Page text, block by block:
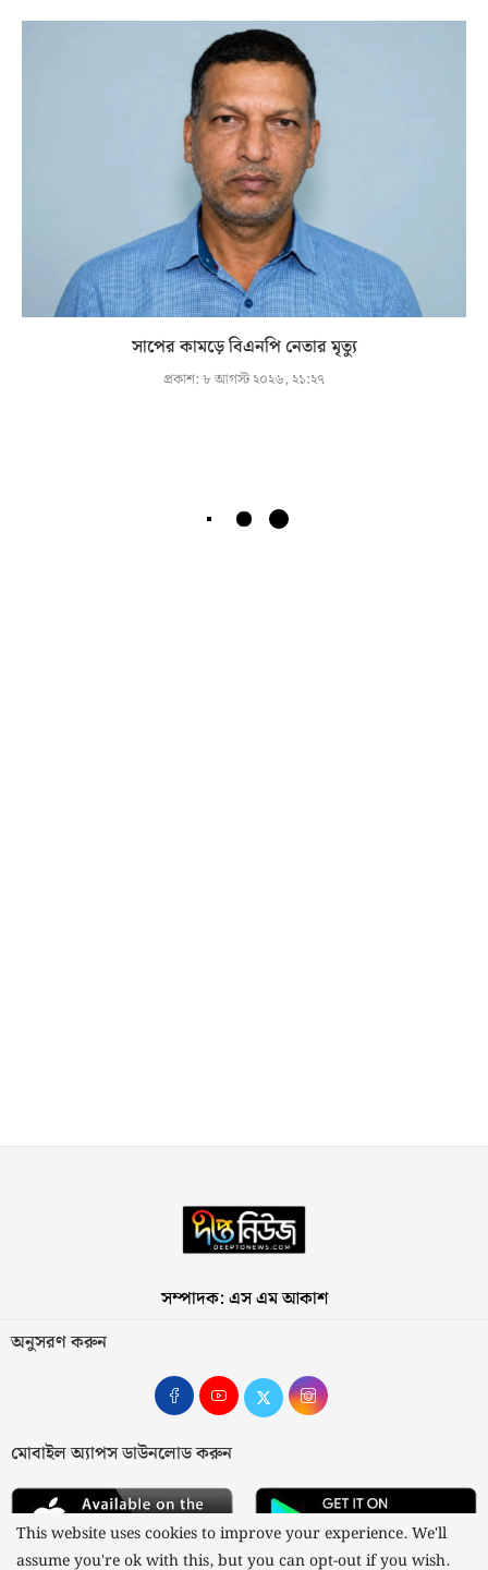
সাপের কামড়ে বিএনপি নেতার মৃত্যু
প্রকাশ: ৮ আগস্ট ২০২৬, ২১:২৭
সম্পাদক: এস এম আকাশ
অনুসরণ করুন
মোবাইল অ্যাপস ডাউনলোড করুন
This website uses cookies to improve your experience. We'll
assume you're ok with this, but you can opt-out if you wish.